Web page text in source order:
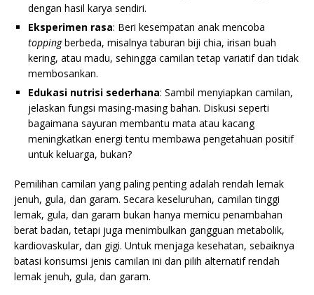
dengan hasil karya sendiri.
Eksperimen rasa: Beri kesempatan anak mencoba
toppingberbeda, misalnya taburan biji chia, irisan buah
kering, atau madu, sehingga camilan tetap variatif dan tidak
membosankan.
Edukasi nutrisi sederhana: Sambil menyiapkan camilan,
jelaskan fungsi masing-masing bahan. Diskusi seperti
bagaimana sayuran membantu mata atau kacang
meningkatkan energi tentu membawa pengetahuan positif
untuk keluarga, bukan?
Pemilihan camilan yang paling penting adalah rendah lemak
jenuh, gula, dan garam. Secara keseluruhan, camilan tinggi
lemak, gula, dan garam bukan hanya memicu penambahan
berat badan, tetapi juga menimbulkan gangguan metabolik,
kardiovaskular, dan gigi. Untuk menjaga kesehatan, sebaiknya
batasi konsumsi jenis camilan ini dan pilih alternatif rendah
lemak jenuh, gula, dan garam.